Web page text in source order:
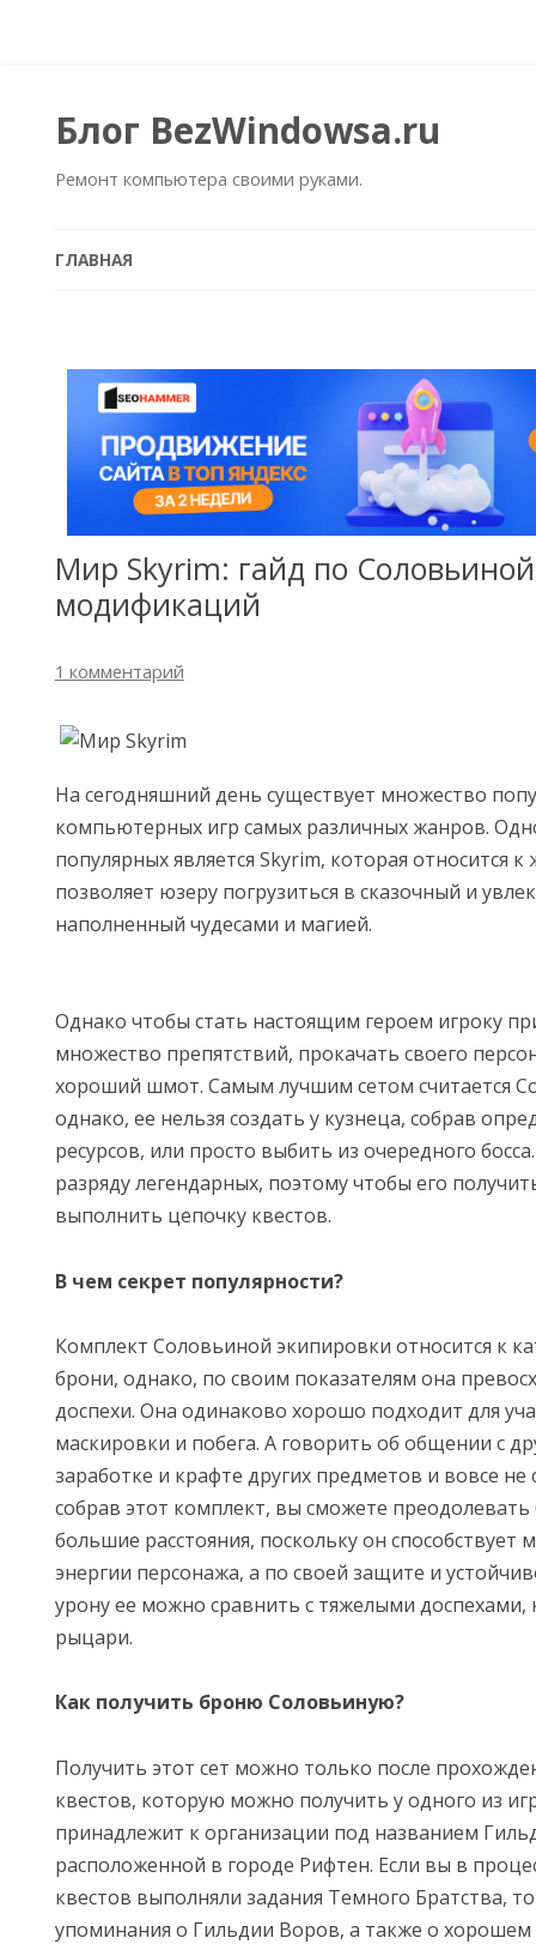
Блог BezWindowsa.ru
Ремонт компьютера своими руками.
ГЛАВНАЯ
Мир Skyrim: гайд по
модификаций
1 комментарий
На сегодняшний день существует множество
компьютерных игр самых различных жанров.
популярных является Skyrim, которая относится
позволяет юзеру погрузиться в сказочный и
наполненный чудесами и магией.
Однако чтобы стать настоящим героем игроку
множество препятствий, прокачать своего
хороший шмот. Самым лучшим сетом считается
однако, ее нельзя создать у кузнеца, собрав
ресурсов, или просто выбить из очередного
разряду легендарных, поэтому чтобы его
выполнить цепочку квестов.
В чем секрет популярности?
Комплект Соловьиной экипировки относится к
брони, однако, по своим показателям она
доспехи. Она одинаково хорошо подходит для
маскировки и побега. А говорить об общении с
заработке и крафте других предметов и вовсе
собрав этот комплект, вы сможете
большие расстояния, поскольку он способствует
энергии персонажа, а по своей защите и
урону ее можно сравнить с тяжелыми доспехами,
рыцари.
Как получить броню Соловьиную?
Получить этот сет можно только после
квестов, которую можно получить у одного из
принадлежит к организации под названием
расположенной в городе Рифтен. Если вы в
квестов выполняли задания Темного Братства,
упоминания о Гильдии Воров, а также о